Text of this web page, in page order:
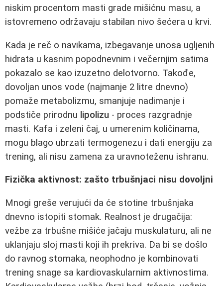
niskim procentom masti grade mišićnu masu, a
istovremeno održavaju stabilan nivo šećera u krvi.
Kada je reč o navikama, izbegavanje unosa ugljenih
hidrata u kasnim popodnevnim i večernjim satima
pokazalo se kao izuzetno delotvorno. Takođe,
dovoljan unos vode (najmanje 2 litre dnevno)
pomaže metabolizmu, smanjuje nadimanje i
podstiče prirodnu lipolizu - proces razgradnje
masti. Kafa i zeleni čaj, u umerenim količinama,
mogu blago ubrzati termogenezu i dati energiju za
trening, ali nisu zamena za uravnoteženu ishranu.
Fizička aktivnost: zašto trbušnjaci nisu dovoljni
Mnogi greše verujući da će stotine trbušnjaka
dnevno istopiti stomak. Realnost je drugačija:
vežbe za trbušne mišiće jačaju muskulaturu, ali ne
uklanjaju sloj masti koji ih prekriva. Da bi se došlo
do ravnog stomaka, neophodno je kombinovati
trening snage sa kardiovaskularnim aktivnostima.